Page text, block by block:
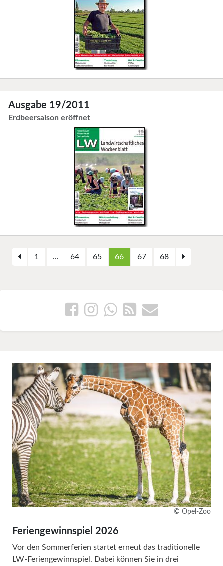
Ausgabe 19/2011
Erdbeersaison eröffnet
1 ... 64 65 66 67 68
© Opel-Zoo
Feriengewinnspiel 2026
Vor den Sommerferien startet erneut das traditionelle
LW-Feriengewinnspiel. Dabei können Sie in drei